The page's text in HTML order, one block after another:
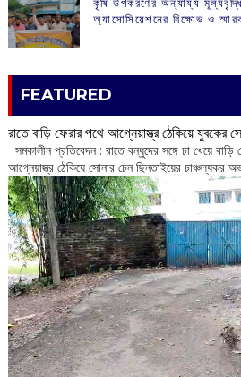
কৃষি উপকরণের অন্যায্য
অ্যাসোসিয়েশনের বিক্ষোভ ও
FEATURED
রাতে বাড়ি ফেরার পথে আগ্নেয়াস্ত্র ঠেকিয়ে যুবকের
সমকালীন প্রতিবেদন : রাতে বন্ধুদের সঙ্গে চা খেয়ে
আগ্নেয়াস্ত্র ঠেকিয়ে সোনার চেন ছিনতাইয়ের চাঞ্চল্যকর